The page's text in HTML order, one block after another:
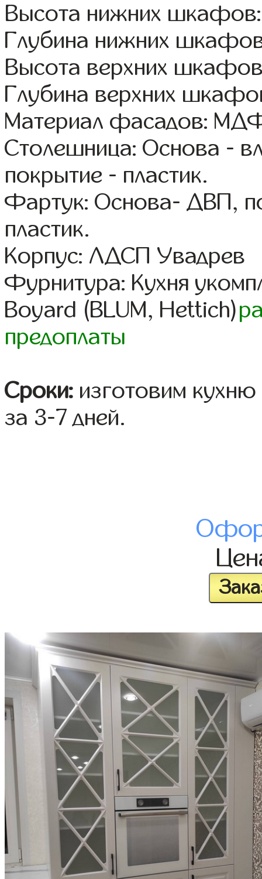
Высота нижних
Глубина нижних
Высота верхних
Глубина верхних
Материал фасадов:
Столешница: Основа -
покрытие - пластик.
Фартук: Основа- ДВП,
пластик.
Корпус: ЛДСП Увадрев
Фурнитура: Кухня
Boyard (BLUM, Hettich)
предоплаты
Сроки: изготовим
за 3-7 дней.